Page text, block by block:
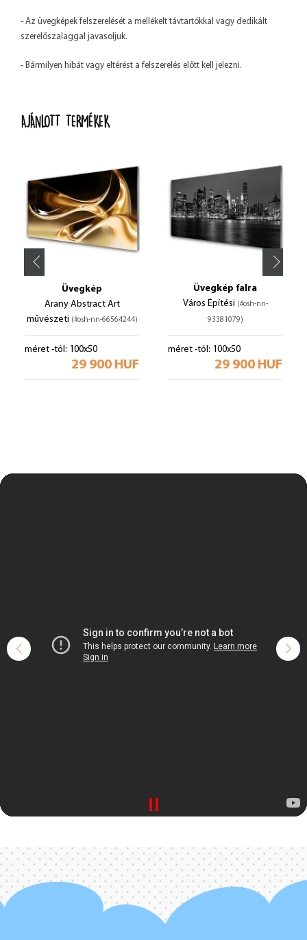
- Az üvegképek felszerelését a mellékelt távtartókkal vagy dedikált
szerelőszalaggal javasoljuk.
- Bármilyen hibát vagy eltérést a felszerelés előtt kell jelezni.
AJÁNLOTT TERMÉKEK
Üvegkép
Arany Abstract Art
művészeti (#osh-nn-66564244)
méret -tól: 100x50
29 900 HUF
Üvegkép falra
Város Építési (#osh-nn-
93381079)
méret -tól: 100x50
29 900 HUF